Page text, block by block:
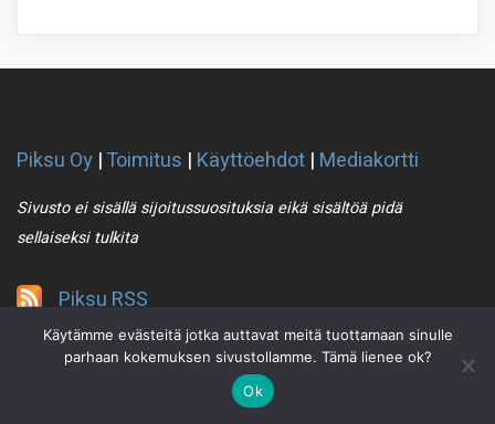
Piksu Oy |Toimitus | Käyttöehdot | Mediakortti
Sivusto ei sisällä sijoitussuosituksia eikä sisältöä pidä
sellaiseksi tulkita
Piksu RSS
Käytämme evästeitä jotka auttavat meitä tuottamaan sinulle
parhaan kokemuksen sivustollamme. Tämä lienee ok?
Ok